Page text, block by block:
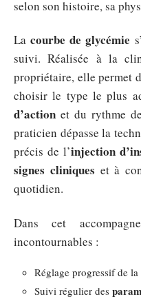
selon son histoire, sa
Lacourbe de glycémie
suivi. Réalisée à la
propriétaire, elle permet
choisir le type le plus
d’action et du rythme
praticien dépasse la
précis de l’injection
signes cliniques et à
quotidien.
Dans cet
incontournables :
Réglage progressif de la
Suivi régulier des